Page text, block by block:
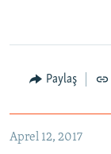
Paylaş
Aprel 12, 2017